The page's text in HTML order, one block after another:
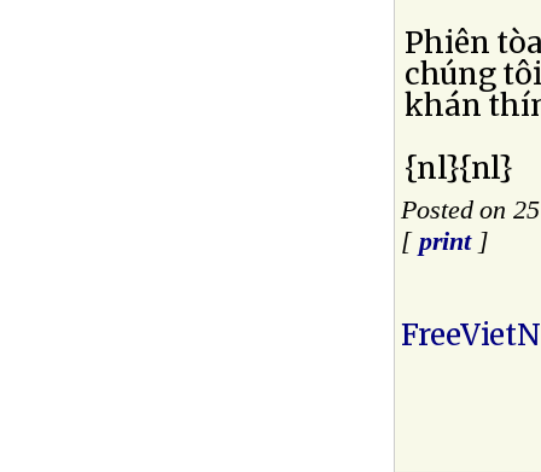
Phiên
chúng
khán
{nl}{nl}
Posted on
[ print]